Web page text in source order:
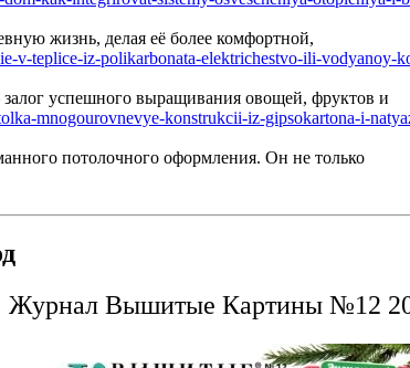
жизнь, делая её более комфортной,
успешного выращивания овощей, фруктов и
потолочного оформления. Он не только
Журнал Вышитые Картины №12